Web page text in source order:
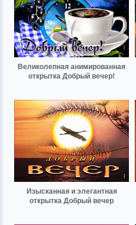
Великолепная анимированная
открытка Добрый вечер!
Изысканная и элегантная
открытка Добрый вечер